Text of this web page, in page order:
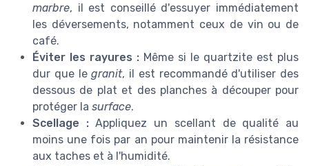
marbre, il est conseillé d'essuyer immédiatement
les déversements, notamment ceux de vin ou de
café.
Éviter les rayures : Même si le quartzite est plus
dur que legranit, il est recommandé d'utiliser des
dessous de plat et des planches à découper pour
protéger la surface.
Scellage :Appliquez un scellant de qualité au
moins une fois par an pour maintenir la résistance
aux taches et à l'humidité.